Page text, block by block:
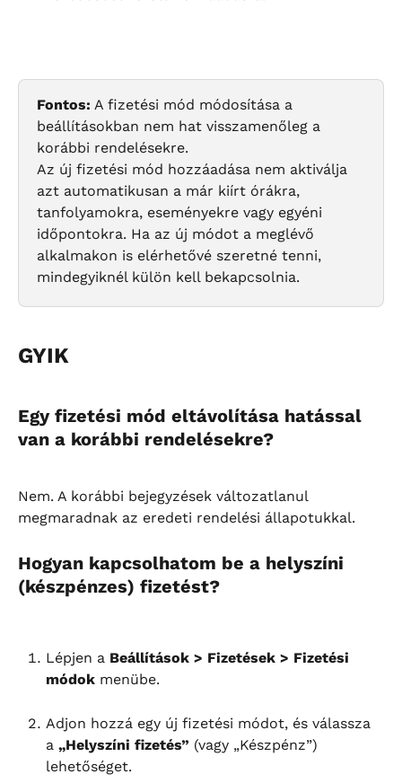
Fontos: A fizetési mód módosítása a
beállításokban nem hat visszamenőleg a
korábbi rendelésekre.
Az új fizetési mód hozzáadása nem aktiválja
azt automatikusan a már kiírt órákra,
tanfolyamokra, eseményekre vagy egyéni
időpontokra. Ha az új módot a meglévő
alkalmakon is elérhetővé szeretné tenni,
mindegyiknél külön kell bekapcsolnia.
GYIK
Egy fizetési mód eltávolítása hatással
van a korábbi rendelésekre?
Nem. A korábbi bejegyzések változatlanul
megmaradnak az eredeti rendelési állapotukkal.
Hogyan kapcsolhatom be a helyszíni
(készpénzes) fizetést?
Lépjen a Beállítások > Fizetések > Fizetési
módok menübe.
Adjon hozzá egy új fizetési módot, és válassza
a „Helyszíni fizetés” (vagy „Készpénz”)
lehetőséget.